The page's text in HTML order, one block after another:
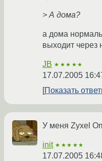
> А дома?
а дома
выходит через
JB ★★★★★
17.07.2005
Показать
У меня Zyxel
init ★★★★★
17.07.2005